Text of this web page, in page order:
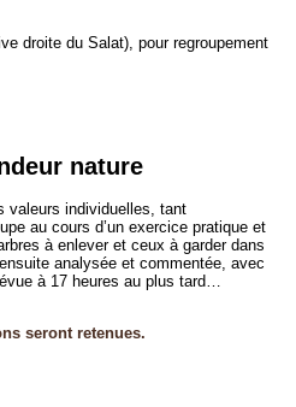
droite du Salat), pour regroupement
nature
valeurs individuelles, tant
au cours d’un exercice pratique et
à enlever et ceux à garder dans
analysée et commentée, avec
à 17 heures au plus tard…
seront retenues.